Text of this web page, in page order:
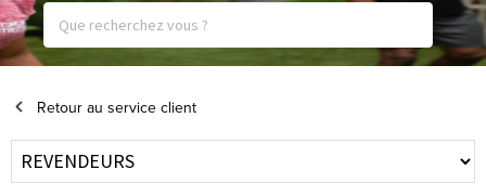
Retour au service client